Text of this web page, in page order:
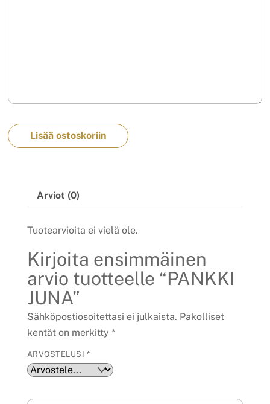
Lisää ostoskoriin
Arviot (0)
Tuotearvioita ei vielä ole.
Kirjoita ensimmäinen
arvio tuotteelle “PANKKI
JUNA”
Sähköpostiosoitettasi ei julkaista. Pakolliset
kentät on merkitty *
ARVOSTELUSI *